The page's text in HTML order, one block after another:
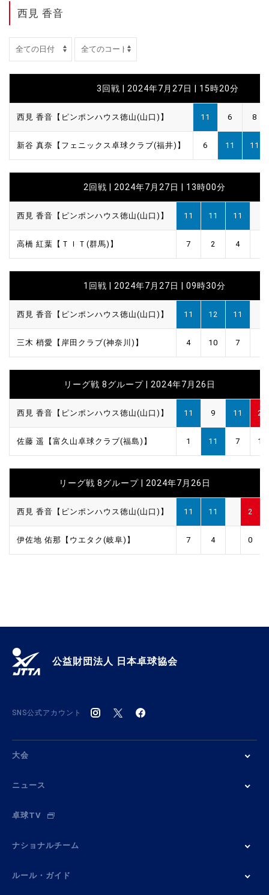
西見 香音
3回戦 | 2024年7月27日 | 15時20分
西見 香音【ピンポンハウス徳山(山口)】 11 6 8
新谷 真奈【フェニックス卓球クラブ(福井)】 6 11 11
2回戦 | 2024年7月27日 | 13時00分
西見 香音【ピンポンハウス徳山(山口)】 11 11 11
高橋 紅葉【ＴＩＴ(群馬)】 7 2 4
1回戦 | 2024年7月27日 | 09時30分
西見 香音【ピンポンハウス徳山(山口)】 11 12 11
三木 梢愛【岸田クラブ(神奈川)】 4 10 7
リーグ戦 8グループ | 2024年7月26日
西見 香音【ピンポンハウス徳山(山口)】 11 9 11 2
佐藤 遥【富久山卓球クラブ(福島)】 1 11 7 1
リーグ戦 8グループ | 2024年7月26日
西見 香音【ピンポンハウス徳山(山口)】 11 11 2
伊佐地 佑那【ウエタク(岐阜)】 7 4 0
公益財団法人 日本卓球協会
SNS公式アカウント
大会
ニュース
卓球TV
ナショナルチーム
ルール・ガイド